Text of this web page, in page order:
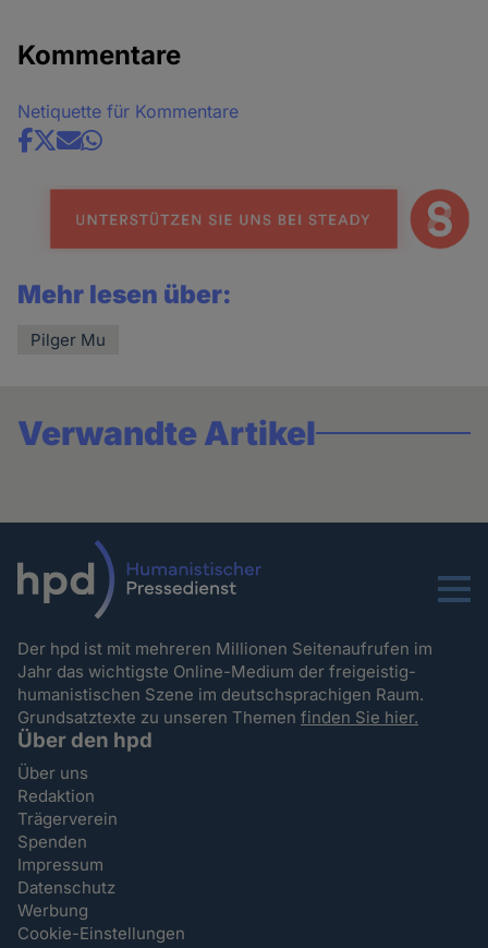
Kommentare
Netiquette für Kommentare
Share
news
Mehr lesen über:
Pilger Mu
Verwandte Artikel
Menu
Der hpd ist mit mehreren Millionen Seitenaufrufen im
Jahr das wichtigste Online-Medium der freigeistig-
humanistischen Szene im deutschsprachigen Raum.
Grundsatztexte zu unseren Themenfinden Sie hier.
Über den hpd
Über uns
Redaktion
Trägerverein
Spenden
Impressum
Datenschutz
Werbung
Cookie-Einstellungen